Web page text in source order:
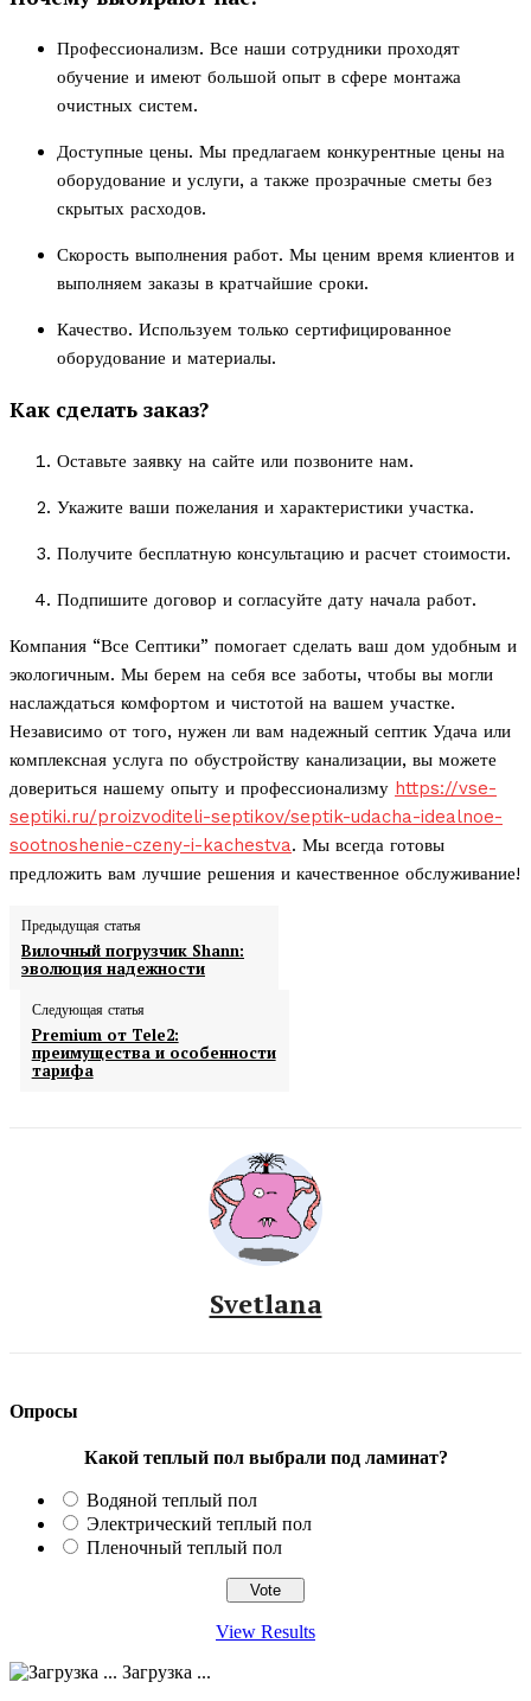
Профессионализм. Все наши сотрудники проходят
обучение и имеют большой опыт в сфере монтажа
очистных систем.
Доступные цены. Мы предлагаем конкурентные цены на
оборудование и услуги, а также прозрачные сметы без
скрытых расходов.
Скорость выполнения работ. Мы ценим время клиентов и
выполняем заказы в кратчайшие сроки.
Качество. Используем только сертифицированное
оборудование и материалы.
Как сделать заказ?
Оставьте заявку на сайте или позвоните нам.
Укажите ваши пожелания и характеристики участка.
Получите бесплатную консультацию и расчет стоимости.
Подпишите договор и согласуйте дату начала работ.
Компания “Все Септики” помогает сделать ваш дом удобным и
экологичным. Мы берем на себя все заботы, чтобы вы могли
наслаждаться комфортом и чистотой на вашем участке.
Независимо от того, нужен ли вам надежный септик Удача или
комплексная услуга по обустройству канализации, вы можете
довериться нашему опыту и профессионализму https://vse-
septiki.ru/proizvoditeli-septikov/septik-udacha-idealnoe-
sootnoshenie-czeny-i-kachestva. Мы всегда готовы
предложить вам лучшие решения и качественное обслуживание!
Предыдущая статья
Вилочный погрузчик Shann:
эволюция надежности
Следующая статья
Premium от Tele2:
преимущества и особенности
тарифа
Svetlana
Опросы
Какой теплый пол выбрали под ламинат?
Водяной теплый пол
Электрический теплый пол
Пленочный теплый пол
View Results
Загрузка ...